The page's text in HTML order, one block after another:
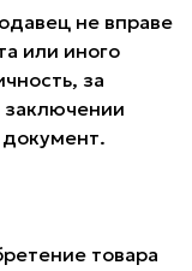
не вправе
или иного
за
заключении
товара